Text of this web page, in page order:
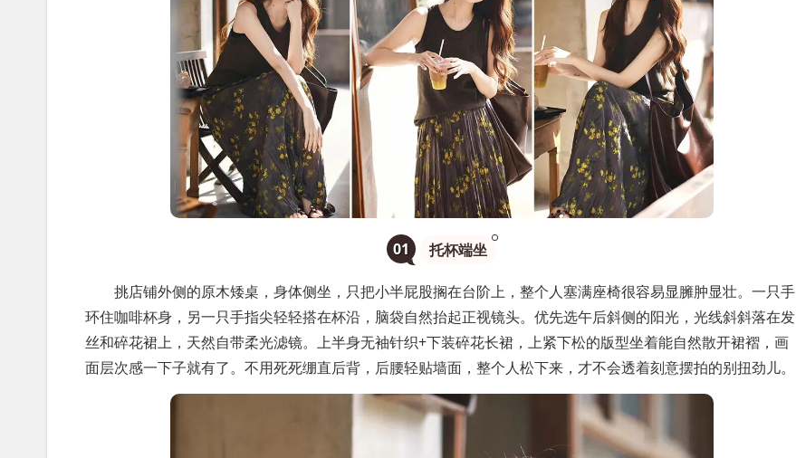
01 托杯端坐
挑店铺外侧的原木矮桌，身体侧坐，只把小半屁股搁在台阶上，整个人塞满座椅很容易显臃肿显壮。一只手
环住咖啡杯身，另一只手指尖轻轻搭在杯沿，脑袋自然抬起正视镜头。优先选午后斜侧的阳光，光线斜斜落在发
丝和碎花裙上，天然自带柔光滤镜。上半身无袖针织+下装碎花长裙，上紧下松的版型坐着能自然散开裙褶，画
面层次感一下子就有了。不用死死绷直后背，后腰轻贴墙面，整个人松下来，才不会透着刻意摆拍的别扭劲儿。